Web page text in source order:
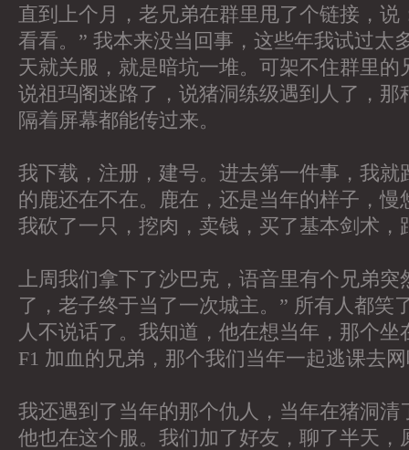
直到上个月，老兄弟在群里甩了个链接，说
看看。” 我本来没当回事，这些年我试过太
天就关服，就是暗坑一堆。可架不住群里的
说祖玛阁迷路了，说猪洞练级遇到人了，那
隔着屏幕都能传过来。
我下载，注册，建号。进去第一件事，我就
的鹿还在不在。鹿在，还是当年的样子，慢
我砍了一只，挖肉，卖钱，买了基本剑术，
上周我们拿下了沙巴克，语音里有个兄弟突
了，老子终于当了一次城主。” 所有人都笑
人不说话了。我知道，他在想当年，那个
F1 加血的兄弟，那个我们当年一起逃课去
我还遇到了当年的那个仇人，当年在猪洞清
他也在这个服。我们加了好友，聊了半天，